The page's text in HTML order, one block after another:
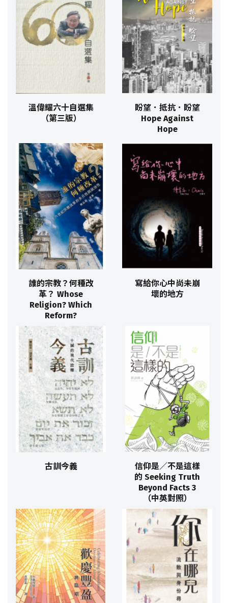
溫偉耀六十自選集
（第三版）
盼望．抵抗．盼望
Hope Against
Hope
誰的宗教？何種改
革？ Whose
Religion? Which
Reform?
寫給你心中尚未崩
壞的地方
古訓今義
信仰是／不是這樣
的 Seeking Truth
Beyond Facts 3
（中英對照）